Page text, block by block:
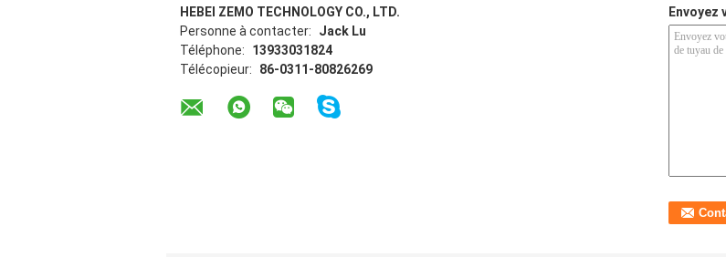
HEBEI ZEMO TECHNOLOGY CO., LTD.
Personne à contacter:
Jack Lu
Téléphone:
13933031824
Télécopieur:
86-0311-80826269